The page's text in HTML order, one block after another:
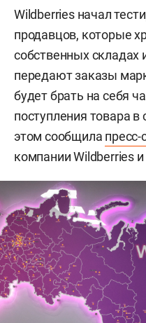
Wildberries начал
продавцов, которые
собственных складах
передают заказы
будет брать на себя
поступления товара
этом сообщила
компании Wildberries и